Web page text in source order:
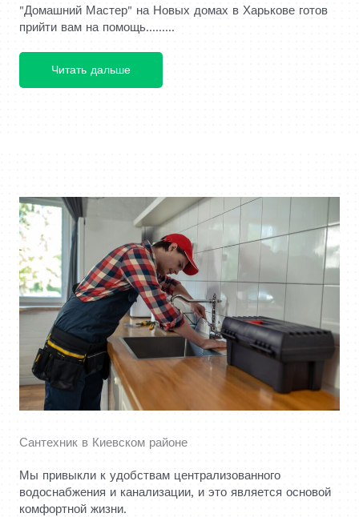
"Домашний Мастер" на Новых домах в Харькове готов
прийти вам на помощь.........
Читать дальше
Сантехник в Киевском районе
Мы привыкли к удобствам централизованного
водоснабжения и канализации, и это является основой
комфортной жизни.